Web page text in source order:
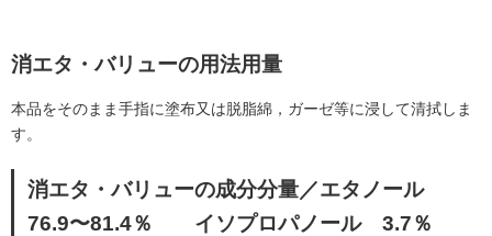
消エタ・バリューの用法用量
本品をそのまま手指に塗布又は脱脂綿，ガーゼ等に浸して清拭しま
す。
消エタ・バリューの成分分量／エタノール
76.9〜81.4％ イソプロパノール 3.7％